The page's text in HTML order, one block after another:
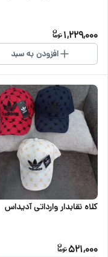
1,229,000
افزودن به سبد
کلاه نقابدار وارداتی آدیداس
521,000